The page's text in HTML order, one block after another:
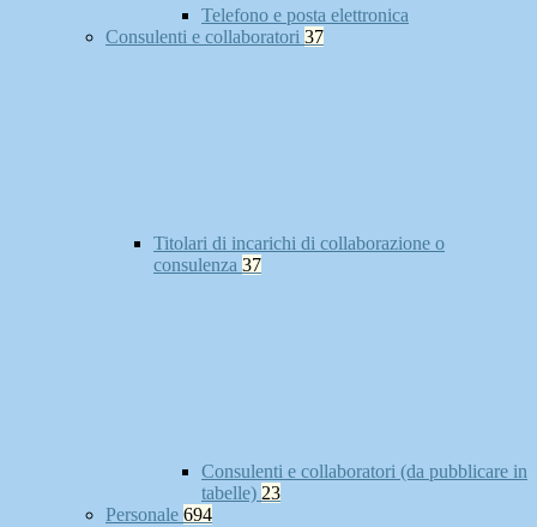
Telefono e posta elettronica
Consulenti e collaboratori 37
Titolari di incarichi di collaborazione o
consulenza 37
Consulenti e collaboratori (da pubblicare in
tabelle) 23
Personale 694